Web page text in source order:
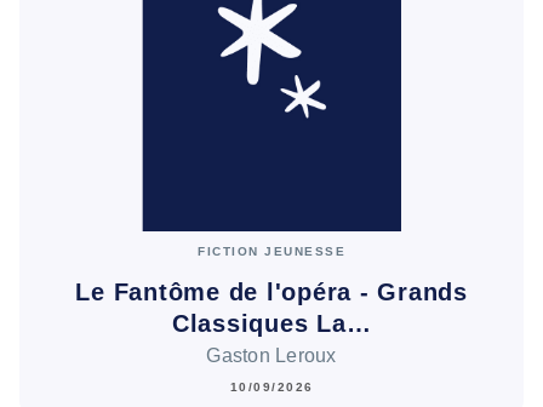
FICTION JEUNESSE
Le Fantôme de l'opéra - Grands
Classiques La…
Gaston Leroux
10/09/2026